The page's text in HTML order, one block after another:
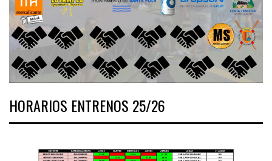
HORARIOS ENTRENOS 25/26